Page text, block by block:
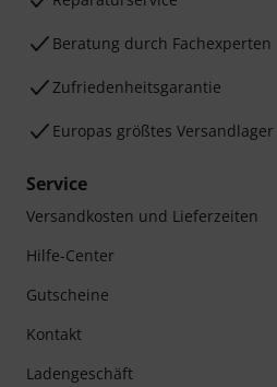
Beratung durch Fachexperten
Zufriedenheitsgarantie
Europas größtes Versandlager
Service
Versandkosten und Lieferzeiten
Hilfe-Center
Gutscheine
Kontakt
Ladengeschäft